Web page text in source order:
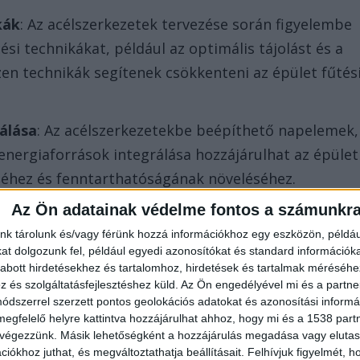
Az Ön adatainak védelme fontos a
tárolunk és/vagy férünk hozzá információkhoz egy eszközön,
dolgozunk fel, például egyedi azonosítókat és standard
hirdetésekhez és tartalomhoz, hirdetések és tartalmak
és szolgáltatásfejlesztéshez küld. Az Ön engedélyével mi és a
szerzett pontos geolokációs adatokat és azonosítási
helyre kattintva hozzájárulhat ahhoz, hogy mi és a 1538
Másik lehetőségként a hozzájárulás megadása vagy
juthat, és megváltoztathatja beállításait. Felhívjuk figyelmét,
: Az acélszerkezetek tervezése során figyelembe
technikákat, például az optimális tájolást és a
technikák segítenek csökkenteni az épület fűtési
: Az acélszerkezetekbe beépíthető napelemek,
integrálása hozzájárulhat az épület
és fenntarthatóságának növeléséhez.
: A könnyűszerkezetes acélszerkezetek
mivel ezek az elemek kevesebb
és gyorsabban összeszerelhetők.
Építkezésben Betöltött